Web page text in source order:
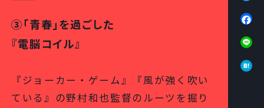
③「青春」を過ごした
『電脳コイル』
『ジョーカー・ゲーム』『風が強く吹い
ている』の野村和也監督のルーツを掘り